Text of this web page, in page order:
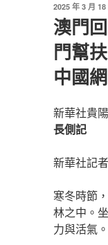
發
佈
於
2025 年 3 月 18
澳門
門幫
中國網
新華社貴
長側記
新華社記
寒冬時節
林之中。
力與活氣。